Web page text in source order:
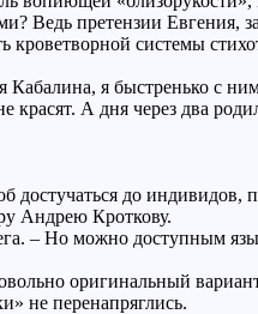
Ведь претензии
системы
я быстренько с
красят. А дня через два
достучаться до
Андрею Кроткову.
– Но можно доступным
оригинальный
не перенапряглись.